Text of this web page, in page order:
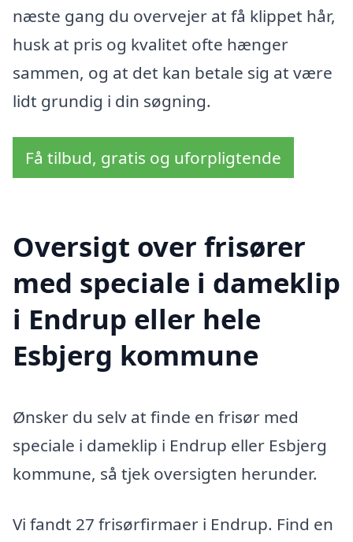
næste gang du overvejer at få klippet hår,
husk at pris og kvalitet ofte hænger
sammen, og at det kan betale sig at være
lidt grundig i din søgning.
Få tilbud, gratis og uforpligtende
Oversigt over frisører
med speciale i dameklip
i Endrup eller hele
Esbjerg kommune
Ønsker du selv at finde en frisør med
speciale i dameklip i Endrup eller Esbjerg
kommune, så tjek oversigten herunder.
Vi fandt 27 frisørfirmaer i Endrup. Find en